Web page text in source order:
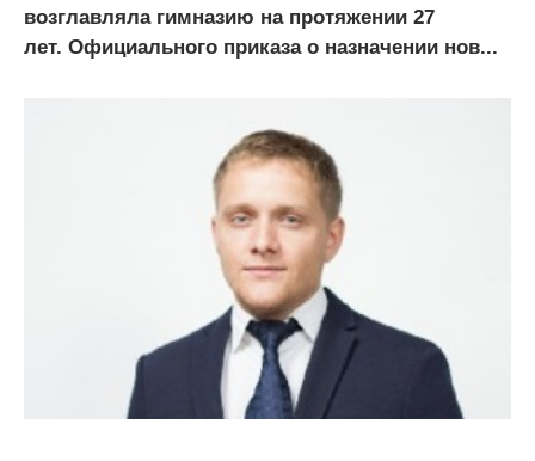
возглавляла гимназию на протяжении 27
лет. Официального приказа о назначении нов...